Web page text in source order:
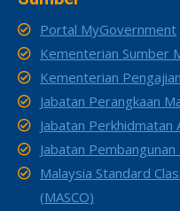
Portal MyGovernment
Kementerian Sumber
Kementerian
Jabatan Perangkaan
Jabatan Perkhidmatan
Jabatan
Malaysia Standard
(MASCO)